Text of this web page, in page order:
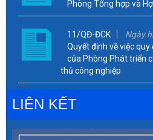
Phòng Tổng hợp và
11/QĐ-ĐCK
Ngày
Quyết định về việc
của Phòng Phát triển
thủ công nghiệp
LIÊN KẾT